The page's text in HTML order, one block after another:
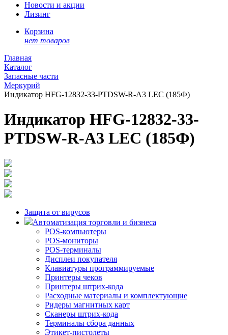
Новости и акции
Лизинг
Корзина
нет товаров
Главная
Каталог
Запасные части
Меркурий
Индикатор HFG-12832-33-PTDSW-R-A3 LEC (185Ф)
Индикатор HFG-12832-33-
PTDSW-R-A3 LEC (185Ф)
Защита от вирусов
Автоматизация торговли и бизнеса
POS-компьютеры
POS-мониторы
POS-терминалы
Дисплеи покупателя
Клавиатуры программируемые
Принтеры чеков
Принтеры штрих-кода
Расходные материалы и комплектующие
Ридеры магнитных карт
Сканеры штрих-кода
Терминалы сбора данных
Этикет-пистолеты